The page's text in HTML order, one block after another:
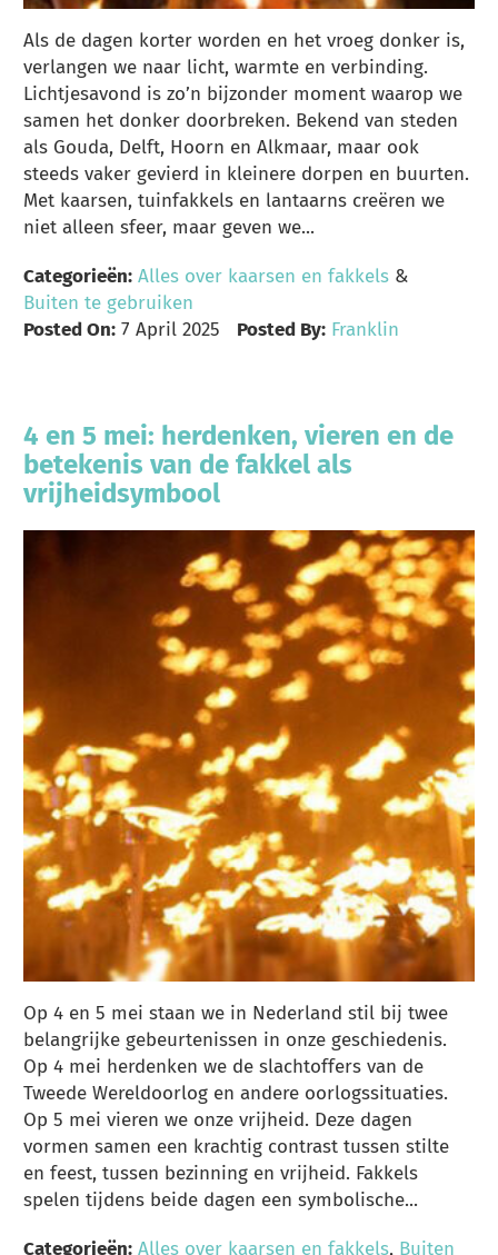
Als de dagen korter worden en het vroeg donker is,
verlangen we naar licht, warmte en verbinding.
Lichtjesavond is zo’n bijzonder moment waarop we
samen het donker doorbreken. Bekend van steden
als Gouda, Delft, Hoorn en Alkmaar, maar ook
steeds vaker gevierd in kleinere dorpen en buurten.
Met kaarsen, tuinfakkels en lantaarns creëren we
niet alleen sfeer, maar geven we...
Categorieën: Alles over kaarsen en fakkels &
Buiten te gebruiken
Posted On: 7 April 2025 Posted By: Franklin
4 en 5 mei: herdenken, vieren en de
betekenis van de fakkel als
vrijheidsymbool
Op 4 en 5 mei staan we in Nederland stil bij twee
belangrijke gebeurtenissen in onze geschiedenis.
Op 4 mei herdenken we de slachtoffers van de
Tweede Wereldoorlog en andere oorlogssituaties.
Op 5 mei vieren we onze vrijheid. Deze dagen
vormen samen een krachtig contrast tussen stilte
en feest, tussen bezinning en vrijheid. Fakkels
spelen tijdens beide dagen een symbolische...
Categorieën: Alles over kaarsen en fakkels, Buiten